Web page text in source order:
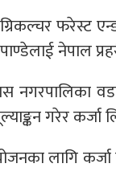
फरेस्ट
नेपाल
नगरपालिका
गरेर कर्जा
लागि